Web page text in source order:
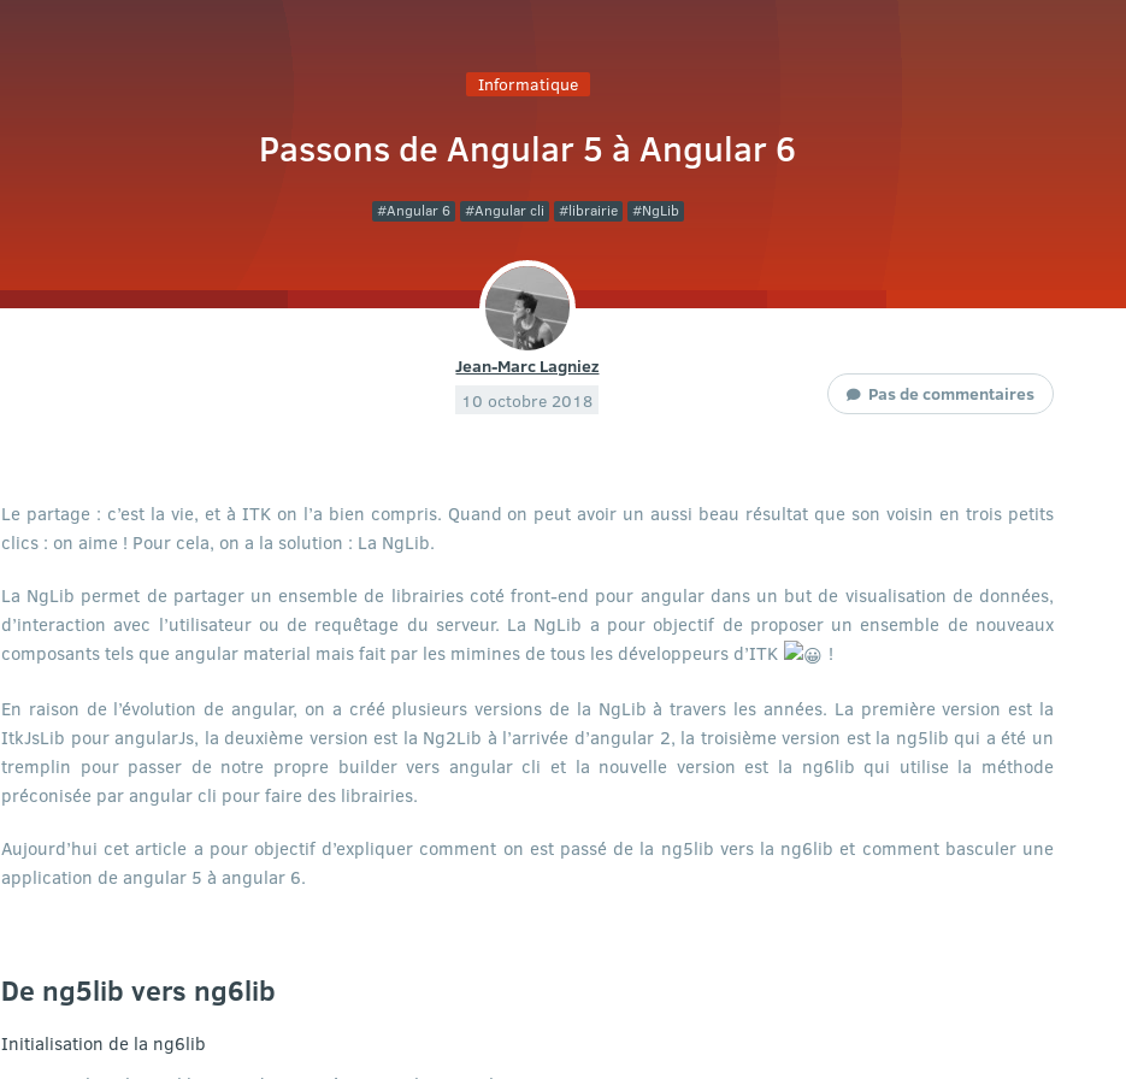
Informatique
Passons de Angular 5 à Angular 6
Angular 6 Angular cli librairie NgLib
Jean-Marc Lagniez
10 octobre 2018
Pas de commentaires
Le partage : c’est la vie, et à ITK on l’a bien compris. Quand on peut avoir un aussi beau résultat que son voisin en trois petits
clics : on aime ! Pour cela, on a la solution : La NgLib.
La NgLib permet de partager un ensemble de librairies coté front-end pour angular dans un but de visualisation de données,
d’interaction avec l’utilisateur ou de requêtage du serveur. La NgLib a pour objectif de proposer un ensemble de nouveaux
composants tels que angular material mais fait par les mimines de tous les développeurs d’ITK
!
En raison de l’évolution de angular, on a créé plusieurs versions de la NgLib à travers les années. La première version est la
ItkJsLib pour angularJs, la deuxième version est la Ng2Lib à l’arrivée d’angular 2, la troisième version est la ng5lib qui a été un
tremplin pour passer de notre propre builder vers angular cli et la nouvelle version est la ng6lib qui utilise la méthode
préconisée par angular cli pour faire des librairies.
Aujourd’hui cet article a pour objectif d’expliquer comment on est passé de la ng5lib vers la ng6lib et comment basculer une
application de angular 5 à angular 6.
De ng5lib vers ng6lib
Initialisation de la ng6lib